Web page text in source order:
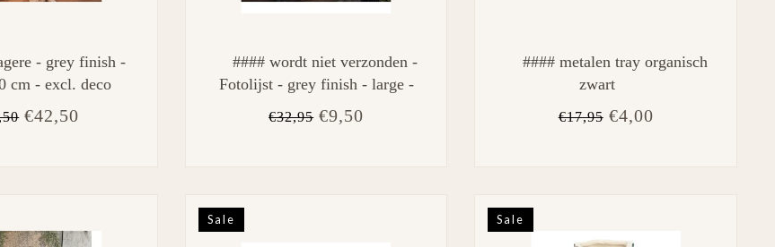
- grey finish -
cm - excl. deco
€42,50
#### wordt niet verzonden -
Fotolijst - grey finish - large -
35 x 26 x 2 cm (foto 21 x 30
cm)
€32,95€9,50
#### metalen tray organisch
zwart
€17,95€4,00
Sale Sale